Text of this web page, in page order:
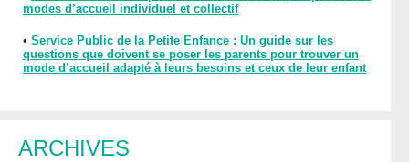
modes d’accueil individuel et collectif
• Service Public de la Petite Enfance : Un guide sur les
questions que doivent se poser les parents pour trouver un
mode d’accueil adapté à leurs besoins et ceux de leur enfant
ARCHIVES